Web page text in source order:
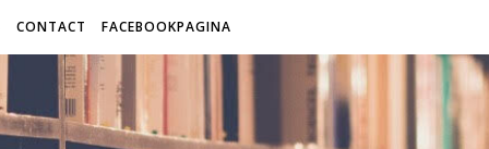
CONTACT FACEBOOKPAGINA